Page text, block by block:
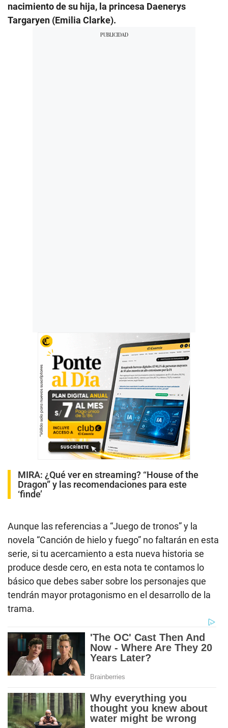
nacimiento de su hija, la princesa Daenerys
Targaryen (Emilia Clarke).
MIRA: ¿Qué ver en streaming? “House of the
Dragon” y las recomendaciones para este
‘finde’
Aunque las referencias a “Juego de tronos” y la
novela “Canción de hielo y fuego” no faltarán en esta
serie, si tu acercamiento a esta nueva historia se
produce desde cero, en esta nota te contamos lo
básico que debes saber sobre los personajes que
tendrán mayor protagonismo en el desarrollo de la
trama.